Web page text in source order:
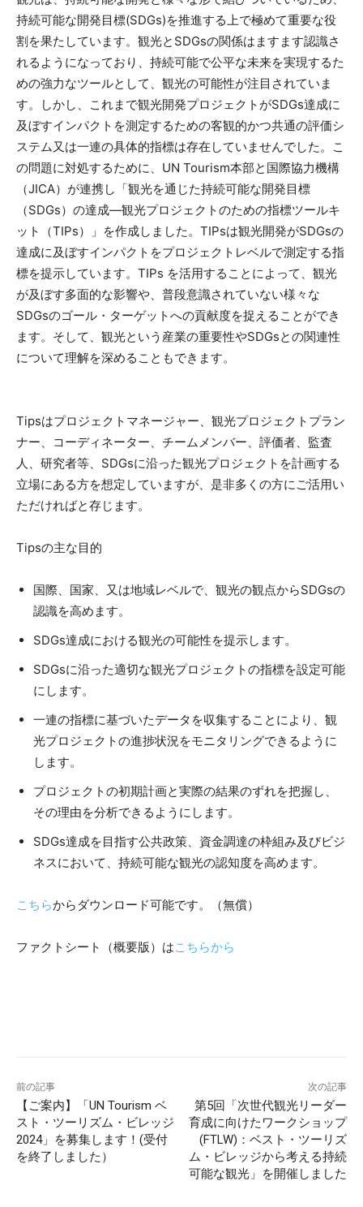
持続可能な開発目標(SDGs)を推進する上で極めて重要な役
割を果たしています。観光とSDGsの関係はますます認識さ
れるようになっており、持続可能で公平な未来を実現するた
めの強力なツールとして、観光の可能性が注目されていま
す。しかし、これまで観光開発プロジェクトがSDGs達成に
及ぼすインパクトを測定するための客観的かつ共通の評価シ
ステム又は一連の具体的指標は存在していませんでした。こ
の問題に対処するために、UN Tourism本部と国際協力機構
（JICA）が連携し「観光を通じた持続可能な開発目標
（SDGs）の達成―観光プロジェクトのための指標ツールキ
ット（TIPs）」を作成しました。TIPsは観光開発がSDGsの
達成に及ぼすインパクトをプロジェクトレベルで測定する指
標を提示しています。TIPs を活用することによって、観光
が及ぼす多面的な影響や、普段意識されていない様々な
SDGsのゴール・ターゲットへの貢献度を捉えることができ
ます。そして、観光という産業の重要性やSDGsとの関連性
について理解を深めることもできます。
Tipsはプロジェクトマネージャー、観光プロジェクトプラン
ナー、コーディネーター、チームメンバー、評価者、監査
人、研究者等、SDGsに沿った観光プロジェクトを計画する
立場にある方を想定していますが、是非多くの方にご活用い
ただければと存じます。
Tipsの主な目的
国際、国家、又は地域レベルで、観光の観点からSDGsの
認識を高めます。
SDGs達成における観光の可能性を提示します。
SDGsに沿った適切な観光プロジェクトの指標を設定可能
にします。
一連の指標に基づいたデータを収集することにより、観
光プロジェクトの進捗状況をモニタリングできるように
します。
プロジェクトの初期計画と実際の結果のずれを把握し、
その理由を分析できるようにします。
SDGs達成を目指す公共政策、資金調達の枠組み及びビジ
ネスにおいて、持続可能な観光の認知度を高めます。
こちらからダウンロード可能です。（無償）
ファクトシート（概要版）はこちらから
前の記事
【ご案内】「UN Tourism ベ
スト・ツーリズム・ビレッジ
2024」を募集します！(受付
を終了しました）
次の記事
第5回「次世代観光リーダー
育成に向けたワークショップ
(FTLW)：ベスト・ツーリズ
ム・ビレッジから考える持続
可能な観光」を開催しました